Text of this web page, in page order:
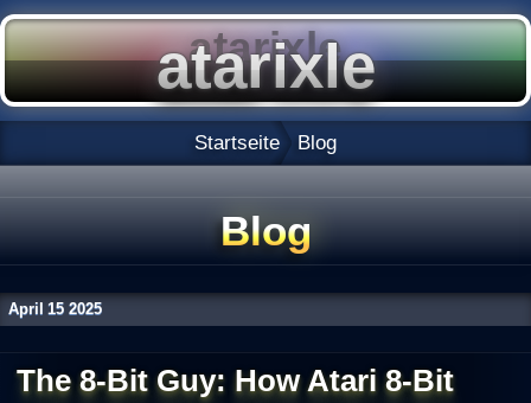
Startseite Blog
Blog
April 15 2025
The 8-Bit Guy: How Atari 8-Bit